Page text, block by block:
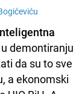
demontiranju
da su to sve
a ekonomski